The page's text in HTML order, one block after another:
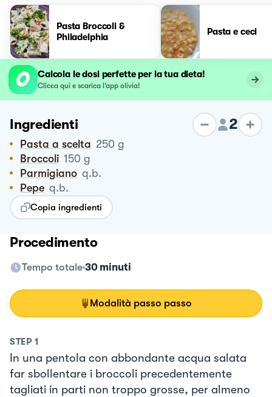
Pasta Broccoli &
Philadelphia
Pasta e ceci
Calcola le dosi perfette per la tua dieta!
Clicca qui e scarica l’app olivia!
Ingredienti 2
Pasta a scelta 250 g
Broccoli 150 g
Parmigiano q.b.
Pepe q.b.
Copia ingredienti
Procedimento
Tempo totale 30 minuti
Modalità passo passo
STEP 1
In una pentola con abbondante acqua salata
far sbollentare i broccoli precedentemente
tagliati in parti non troppo grosse, per almeno